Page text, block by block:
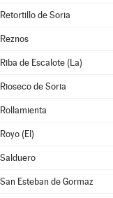
Retortillo de Soria
Reznos
Riba de Escalote (La)
Rioseco de Soria
Rollamienta
Royo (El)
Salduero
San Esteban de Gormaz